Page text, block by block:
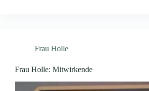
Frau Holle
Frau Holle: Mitwirkende